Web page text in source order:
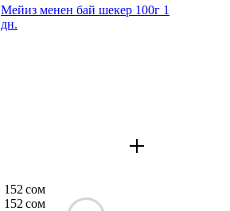
Мейиз менен бай шекер 100г 1
дн.
152 сом
152 сом